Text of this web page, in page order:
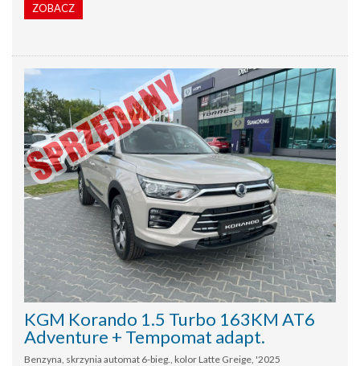
ZOBACZ
KGM Korando 1.5 Turbo 163KM AT6
Adventure + Tempomat adapt.
Benzyna, skrzynia automat 6-bieg., kolor Latte Greige, '2025